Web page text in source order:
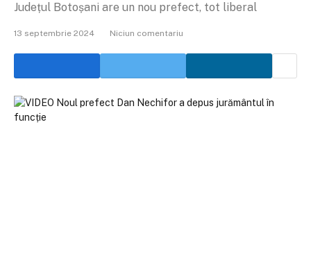
Județul Botoșani are un nou prefect, tot liberal
13 septembrie 2024 Niciun comentariu